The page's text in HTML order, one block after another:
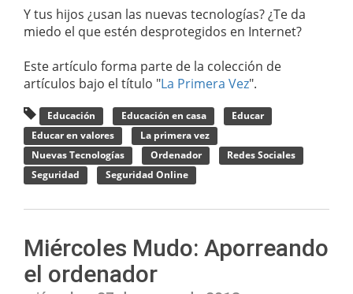
Y tus hijos ¿usan las nuevas tecnologías? ¿Te da
miedo el que estén desprotegidos en Internet?
Este artículo forma parte de la colección de
artículos bajo el título "La Primera Vez".
Educación Educación en casa
Educar
Educar en valores
La primera vez
Nuevas Tecnologías
Ordenador
Redes Sociales
Seguridad
Seguridad Online
Miércoles Mudo: Aporreando
el ordenador